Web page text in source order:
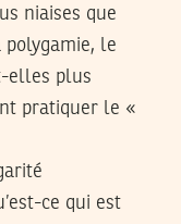
niaises que
le
elles plus
pratiquer le «
ce qui est